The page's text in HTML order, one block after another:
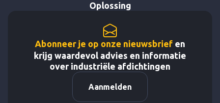
Oplossing
Abonneer je op onze nieuwsbrief en
krijg waardevol advies en informatie
over industriële afdichtingen
Aanmelden